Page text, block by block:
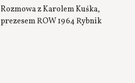
Rozmowa z Karolem Kuśka,
prezesem ROW 1964 Rybnik